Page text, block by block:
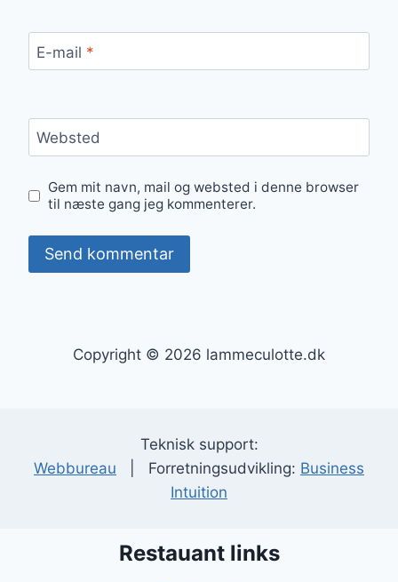
E-mail *
Websted
Gem mit navn, mail og websted i denne browser
til næste gang jeg kommenterer.
Copyright © 2026 lammeculotte.dk
Teknisk support:
Webbureau | Forretningsudvikling: Business
Intuition
Restauant links